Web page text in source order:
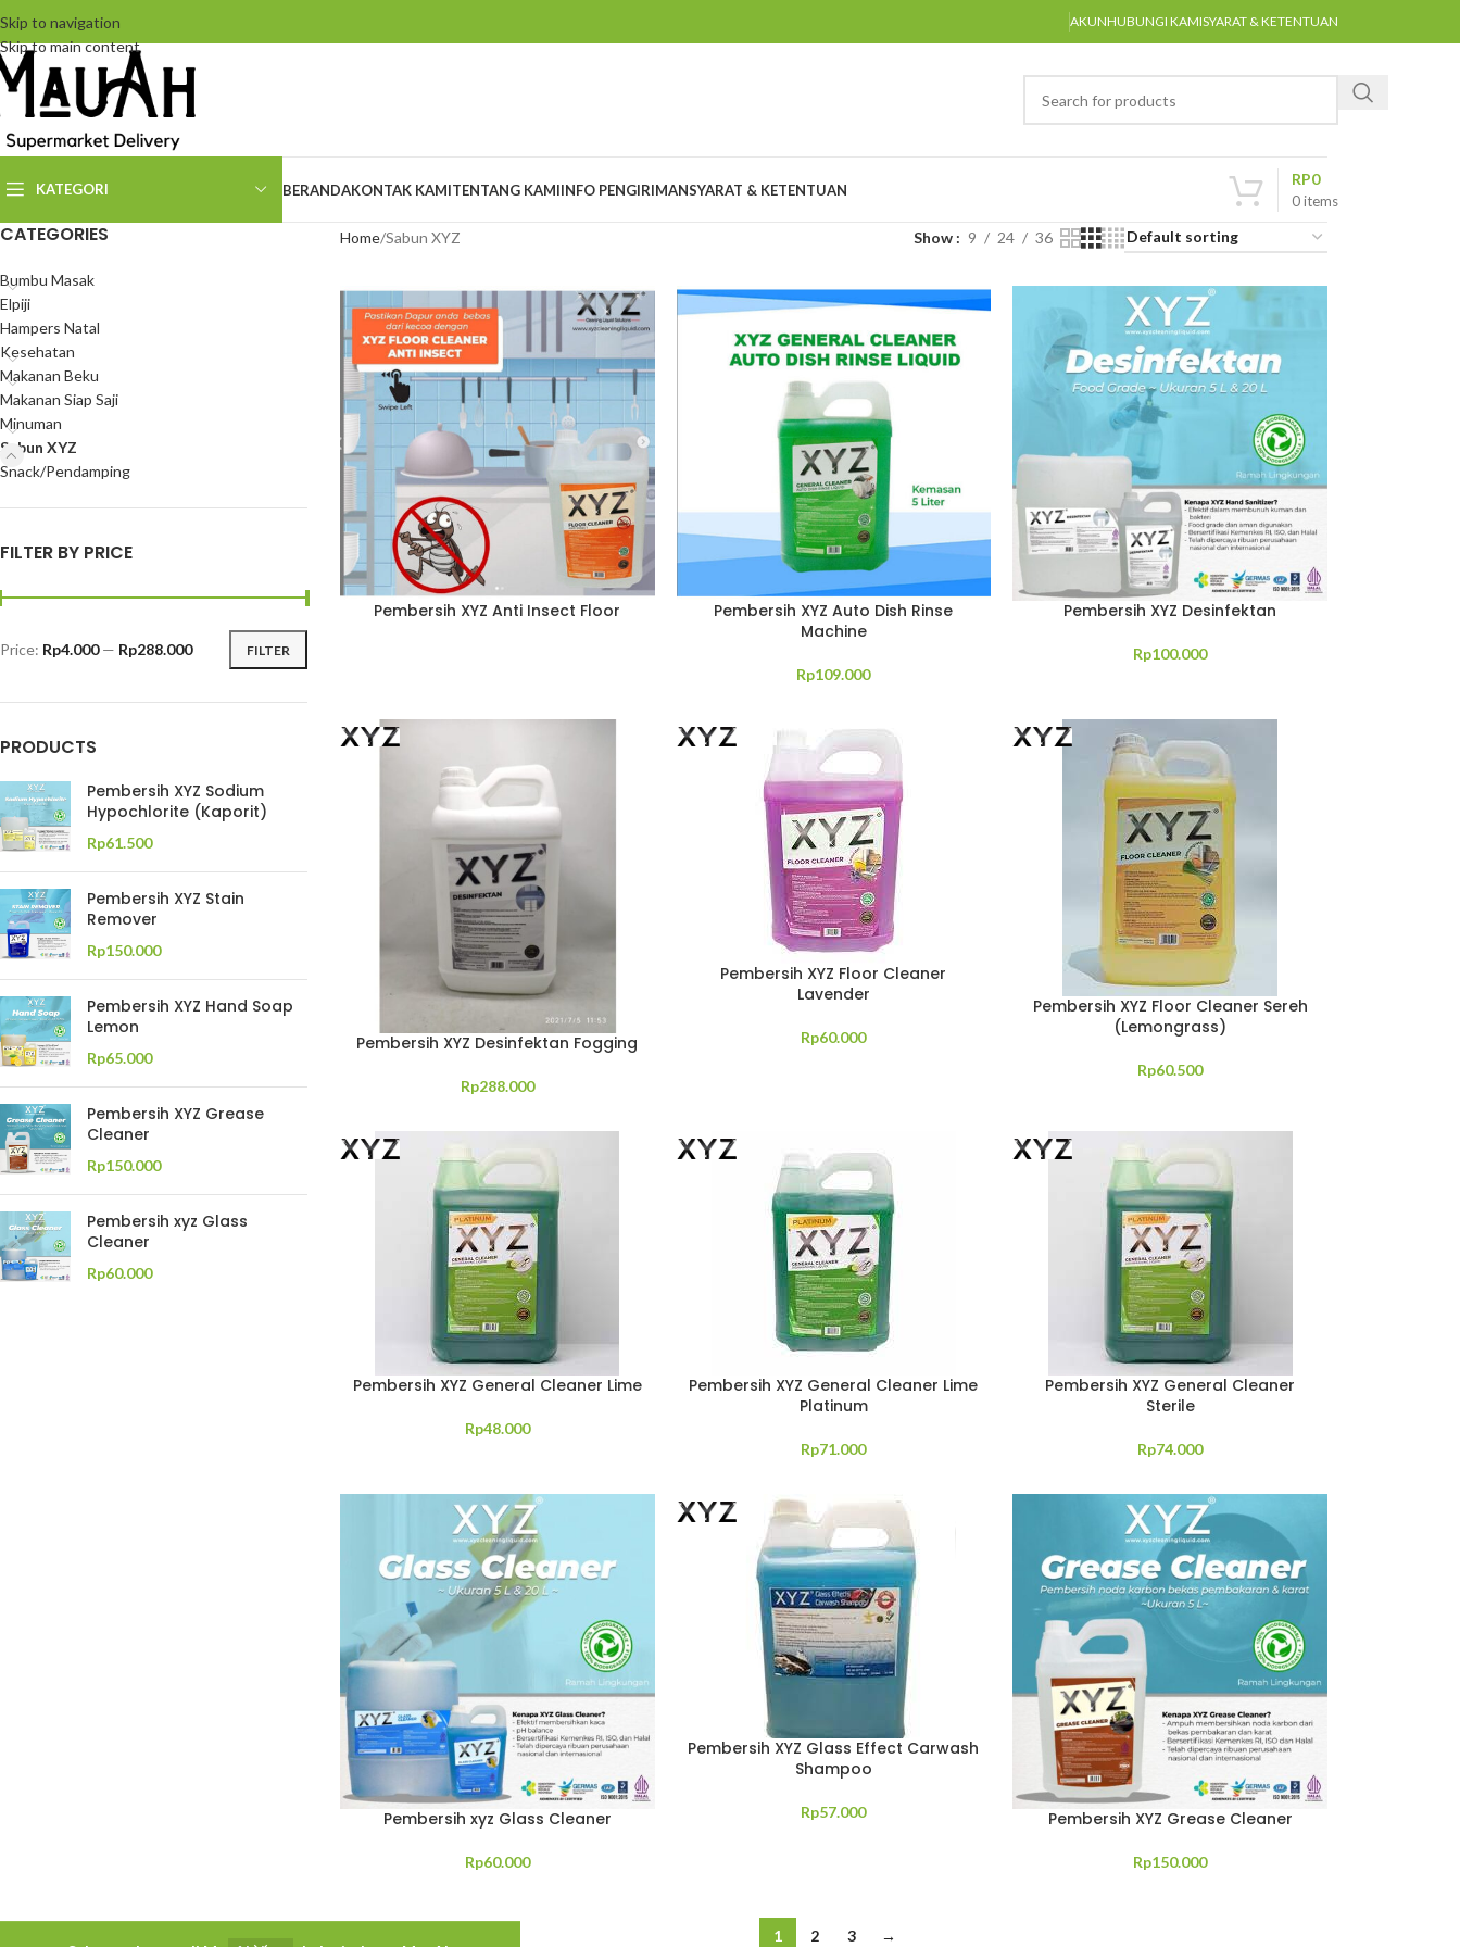
Skip to navigation
Skip to main content
AKUNHUBUNGI KAMISYARAT & KETENTUAN
KATEGORI BERANDAKONTAK KAMITENTANG KAMIINFO PENGIRIMANSYARAT & KETENTUAN
0items
RP0
CATEGORIES
Bumbu Masak
Elpiji
Hampers Natal
Kesehatan
Makanan Beku
Makanan Siap Saji
Minuman
Sabun XYZ
Snack/Pendamping
FILTER BY PRICE
FILTER
Price: Rp4.000— Rp288.000
PRODUCTS
Pembersih XYZ Sodium
Hypochlorite (Kaporit)
Rp61.500
Pembersih XYZ Stain
Remover
Rp150.000
Pembersih XYZ Hand Soap
Lemon
Rp65.000
Pembersih XYZ Grease
Cleaner
Rp150.000
Pembersih xyz Glass
Cleaner
Rp60.000
Home Sabun XYZ Show 9 24 36
Pembersih XYZ Anti Insect Floor
Pembersih XYZ Auto Dish Rinse
Machine
Rp109.000
Pembersih XYZ Desinfektan
Rp100.000
Pembersih XYZ Desinfektan Fogging
Rp288.000
Pembersih XYZ Floor Cleaner
Lavender
Rp60.000
Pembersih XYZ Floor Cleaner Sereh
(Lemongrass)
Rp60.500
Pembersih XYZ General Cleaner Lime
Rp48.000
Pembersih XYZ General Cleaner Lime
Platinum
Rp71.000
Pembersih XYZ General Cleaner
Sterile
Rp74.000
Pembersih xyz Glass Cleaner
Rp60.000
Pembersih XYZ Glass Effect Carwash
Shampoo
Rp57.000 Pembersih XYZ Grease Cleaner
Rp150.000
1 2 3 →